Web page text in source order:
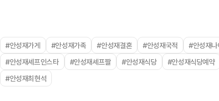
#안성재가게 #안성재가족 #안성재결혼 #안성재국적
#안성재
#안성재셰프인스타
#안성재셰프짤 #안성재식당
#안성재식당예약
#안성재최현석